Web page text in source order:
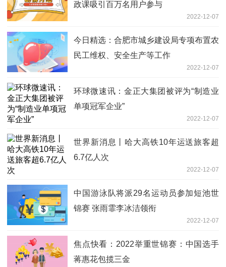
政课吸引百万名用户参与
2022-12-07
今日精选：合肥市城乡建设局专项布置农
民工维权、安全生产等工作
2022-12-07
环球微速讯：金正大集团被评为“制造业
单项冠军企业”
2022-12-07
世界新消息丨哈大高铁10年运送旅客超
6.7亿人次
2022-12-07
中国游泳队将派29名运动员参加短池世
锦赛 张雨霏李冰洁领衔
2022-12-07
焦点快看：2022举重世锦赛：中国选手
蒋惠花包揽三金